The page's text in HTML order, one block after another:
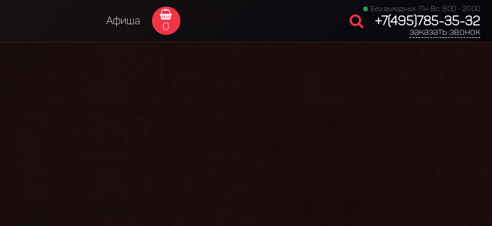
Афиша 0
Без выходных: Пн-Вс: 9:00 - 20:00
+7(495)785-35-32
заказать звонок